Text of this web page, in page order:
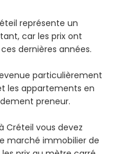
représente un
car les prix ont
dernières années.
particulièrement
les appartements en
preneur.
Créteil vous devez
marché immobilier de